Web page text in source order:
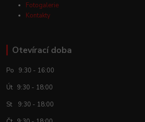
Fotogalerie
Kontakty
Otevírací doba
Po 9:30 - 16:00
Út 9:30 - 18:00
St 9:30 - 18:00